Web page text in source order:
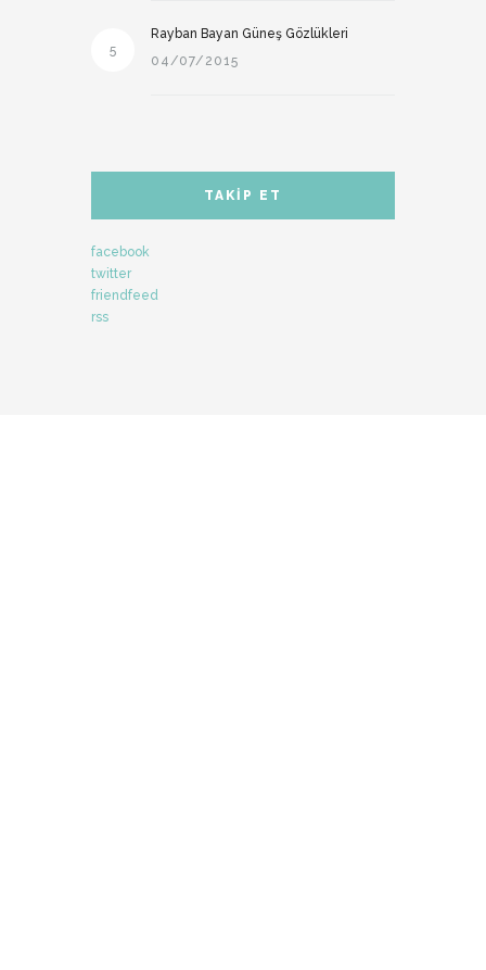
5
Rayban Bayan Güneş Gözlükleri
04/07/2015
TAKIP ET
facebook
twitter
friendfeed
rss